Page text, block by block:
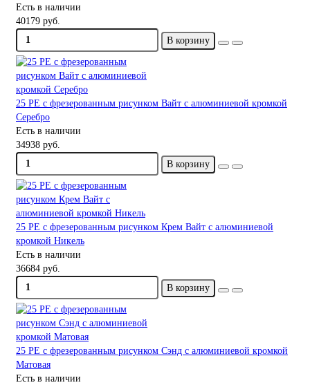
Есть в наличии
40179 руб.
В корзину
25 PE с фрезерованным рисунком Вайт с алюминиевой кромкой
Серебро
Есть в наличии
34938 руб.
В корзину
25 PE с фрезерованным рисунком Крем Вайт с алюминиевой
кромкой Никель
Есть в наличии
36684 руб.
В корзину
25 PE с фрезерованным рисунком Сэнд с алюминиевой кромкой
Матовая
Есть в наличии